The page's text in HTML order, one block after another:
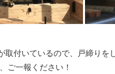
取付いているので、戸締り
ご一報ください！